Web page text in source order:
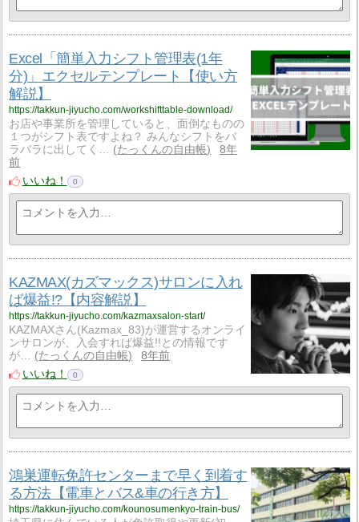
Excel「簡単入力シフト管理表(1年
分)」エクセルテンプレート【使い方
解説】
https://takkun-jiyucho.com/workshifttable-download/
お店や事業所を管理していると、面倒なものの
１つがシフト表ですよね？ みんなシフトをバ
ラバラに出してく…
たっくんの自由帳
8年
前
いいね！
0
KAZMAX(カズマックス)サロンに入れ
ば爆益!?【内容解説】
https://takkun-jiyucho.com/kazmaxsalon-start/
KAZMAXさん(Kazmax_83)が運営するオンライ
ンサロンが、入会すれば爆益!!との情報です
が…
たっくんの自由帳
8年前
いいね！
0
鴻巣運転免許センターまで早く到着す
る方法【電車とバス&車の行き方】
https://takkun-jiyucho.com/kounosumenkyo-train-bus/